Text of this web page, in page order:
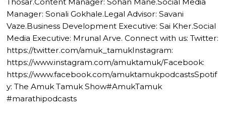
Manager: Sonali Gokhale.Legal Advisor: Savani
Vaze.Business Development Executive: Sai Kher.Social
Media Executive: Mrunal Arve. Connect with us: Twitter:
https://twitter.com/amuk_tamukInstagram:
https://www.instagram.com/amuktamuk/Facebook:
https://www.facebook.com/amuktamukpodcastsSpotif
y: The Amuk Tamuk Show#AmukTamuk
#marathipodcasts